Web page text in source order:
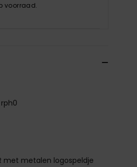
voorraad.
rph0
met metalen logospeldje